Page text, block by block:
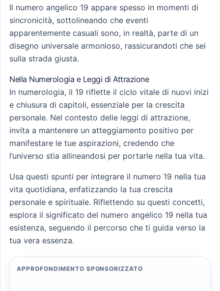
Il numero angelico 19 appare spesso in momenti di
sincronicità, sottolineando che eventi
apparentemente casuali sono, in realtà, parte di un
disegno universale armonioso, rassicurandoti che sei
sulla strada giusta.
Nella Numerologia e Leggi di Attrazione
In numerologia, il 19 riflette il ciclo vitale di nuovi inizi
e chiusura di capitoli, essenziale per la crescita
personale. Nel contesto delle leggi di attrazione,
invita a mantenere un atteggiamento positivo per
manifestare le tue aspirazioni, credendo che
l’universo stia allineandosi per portarle nella tua vita.
Usa questi spunti per integrare il numero 19 nella tua
vita quotidiana, enfatizzando la tua crescita
personale e spirituale. Riflettendo su questi concetti,
esplora il significato del numero angelico 19 nella tua
esistenza, seguendo il percorso che ti guida verso la
tua vera essenza.
APPROFONDIMENTO SPONSORIZZATO